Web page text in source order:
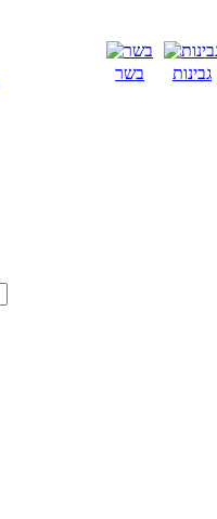
בשר גבינות